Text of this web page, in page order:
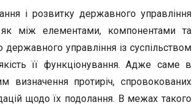
і розвитку державного управління
як між елементами, компонентами та
управління із суспільством
її функціонування. Адже саме в
визначення протиріч, спровокованих
щодо їх подолання. В межах такого